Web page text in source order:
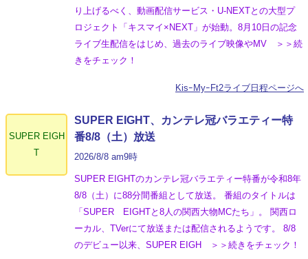
り上げるべく、動画配信サービス・U-NEXTとの大型プ
ロジェクト「キスマイ×NEXT」が始動。8月10日の記念
ライブ生配信をはじめ、過去のライブ映像やMV ＞＞続
きをチェック！
KisｰMyｰFt2ライブ日程ページへ
SUPER EIGH
T
SUPER EIGHT、カンテレ冠バラエティー特
番8/8（土）放送
2026/8/8 am9時
SUPER EIGHTのカンテレ冠バラエティー特番が令和8年
8/8（土）に88分間番組として放送。 番組のタイトルは
「SUPER EIGHTと8人の関西大物MCたち」。 関西ロ
ーカル、TVerにて放送または配信されるようです。 8/8
のデビュー以来、SUPER EIGH ＞＞続きをチェック！